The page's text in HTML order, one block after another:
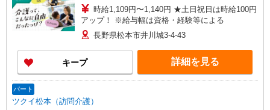
時給1,109円〜1,140円 ★土日祝日は時給100円
アップ！ ※給与幅は資格・経験等による
長野県松本市井川城3-4-43
キープ 詳細を見る
パート
ツクイ松本（訪問介護）